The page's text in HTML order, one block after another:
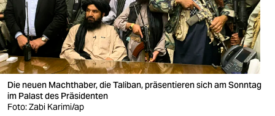
nord
wahrheit
verlag
verlag
Die neuen Machthaber, die Taliban, präsentieren sich am Sonntag
im Palast des Präsidenten
Foto: Zabi Karimi/ap